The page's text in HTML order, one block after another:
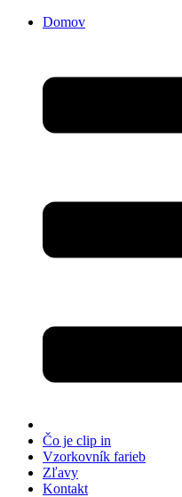
Domov
Čo je clip in
Vzorkovník farieb
Zľavy
Kontakt